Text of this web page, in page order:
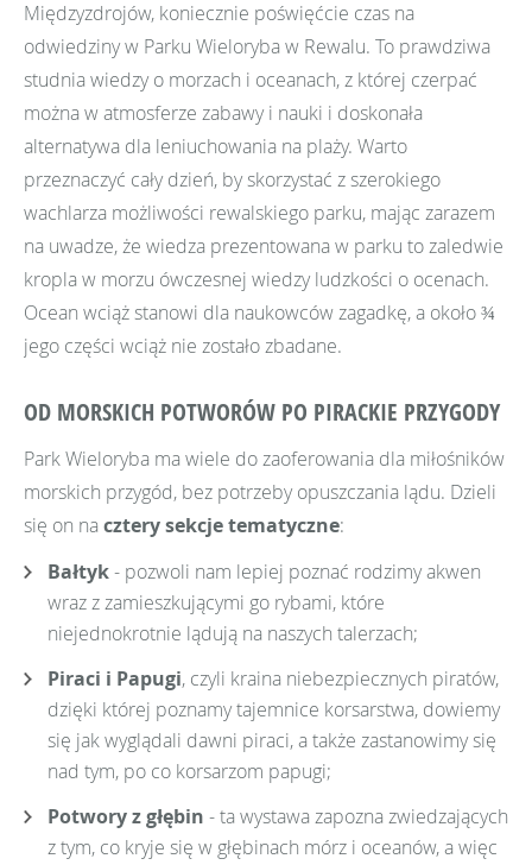
Międzyzdrojów, koniecznie poświęćcie czas na
odwiedziny w Parku Wieloryba w Rewalu. To prawdziwa
studnia wiedzy o morzach i oceanach, z której czerpać
można w atmosferze zabawy i nauki i doskonała
alternatywa dla leniuchowania na plaży. Warto
przeznaczyć cały dzień, by skorzystać z szerokiego
wachlarza możliwości rewalskiego parku, mając zarazem
na uwadze, że wiedza prezentowana w parku to zaledwie
kropla w morzu ówczesnej wiedzy ludzkości o ocenach.
Ocean wciąż stanowi dla naukowców zagadkę, a około ¾
jego części wciąż nie zostało zbadane.
OD MORSKICH POTWORÓW PO PIRACKIE PRZYGODY
Park Wieloryba ma wiele do zaoferowania dla miłośników
morskich przygód, bez potrzeby opuszczania lądu. Dzieli
się on nacztery sekcje tematyczne:
Bałtyk- pozwoli nam lepiej poznać rodzimy akwen
wraz z zamieszkującymi go rybami, które
niejednokrotnie lądują na naszych talerzach;
Piraci i Papugi, czyli kraina niebezpiecznych piratów,
dzięki której poznamy tajemnice korsarstwa, dowiemy
się jak wyglądali dawni piraci, a także zastanowimy się
nad tym, po co korsarzom papugi;
Potwory z głębin - ta wystawa zapozna zwiedzających
z tym, co kryje się w głębinach mórz i oceanów, a więc